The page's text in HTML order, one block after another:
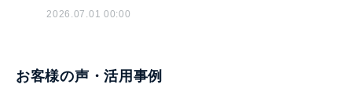
2026.07.01 00:00
お客様の声・活用事例